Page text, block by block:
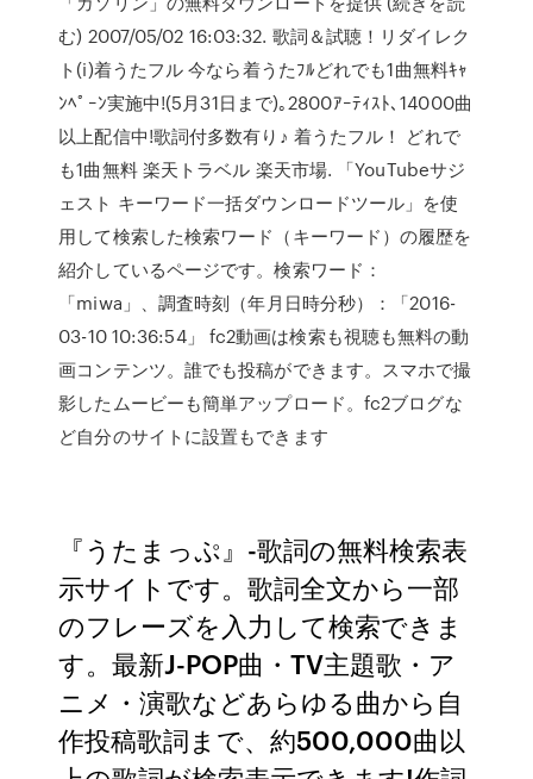
む) 2007/05/02 16:03:32. 歌詞＆試聴！リダイレク
ト(i)着うたフル 今なら着うたﾌﾙどれでも1曲無料ｷｬ
ﾝﾍﾟｰﾝ実施中!(5月31日まで)｡2800ｱｰﾃｨｽﾄ､14000曲
以上配信中!歌詞付多数有り♪ 着うたフル！ どれで
も1曲無料 楽天トラベル 楽天市場. 「YouTubeサジ
ェスト キーワード一括ダウンロードツール」を使
用して検索した検索ワード（キーワード）の履歴を
紹介しているページです。検索ワード：
「miwa」、調査時刻（年月日時分秒）：「2016-
03-10 10:36:54」 fc2動画は検索も視聴も無料の動
画コンテンツ。誰でも投稿ができます。スマホで撮
影したムービーも簡単アップロード。fc2ブログな
ど自分のサイトに設置もできます
『うたまっぷ』-歌詞の無料検索表
示サイトです。歌詞全文から一部
のフレーズを入力して検索できま
す。最新J-POP曲・TV主題歌・ア
ニメ・演歌などあらゆる曲から自
作投稿歌詞まで、約500,000曲以